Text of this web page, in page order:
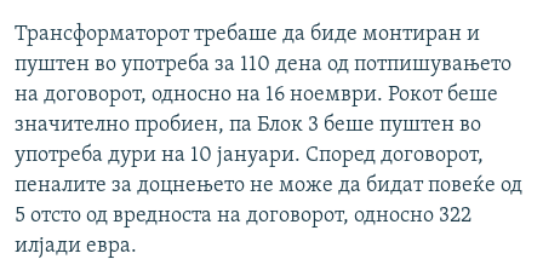
Трансформаторот требаше да биде монтиран и
пуштен во употреба за 110 дена од потпишувањето
на договорот, односно на 16 ноември. Рокот беше
значително пробиен, па Блок 3 беше пуштен во
употреба дури на 10 јануари. Според договорот,
пеналите за доцнењето не може да бидат повеќе од
5 отсто од вредноста на договорот, односно 322
илјади евра.